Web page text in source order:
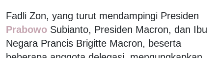
Fadli Zon, yang turut mendampingi Presiden
Prabowo Subianto, Presiden Macron, dan Ibu
Negara Prancis Brigitte Macron, beserta